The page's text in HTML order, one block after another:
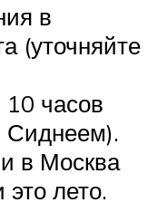
в
(уточняйте
часов
Сиднеем).
в Москва
лето.